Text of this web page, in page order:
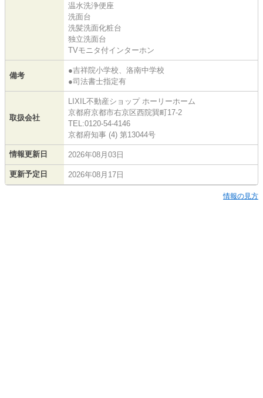
温水洗浄便座
洗面台
洗髪洗面化粧台
独立洗面台
TVモニタ付インターホン
備考
●吉祥院小学校、洛南中学校
●司法書士指定有
取扱会社
LIXIL不動産ショップ ホーリーホーム
京都府京都市右京区西院巽町17-2
TEL:0120-54-4146
京都府知事 (4) 第13044号
情報更新日 2026年08月03日
更新予定日 2026年08月17日
情報の見方